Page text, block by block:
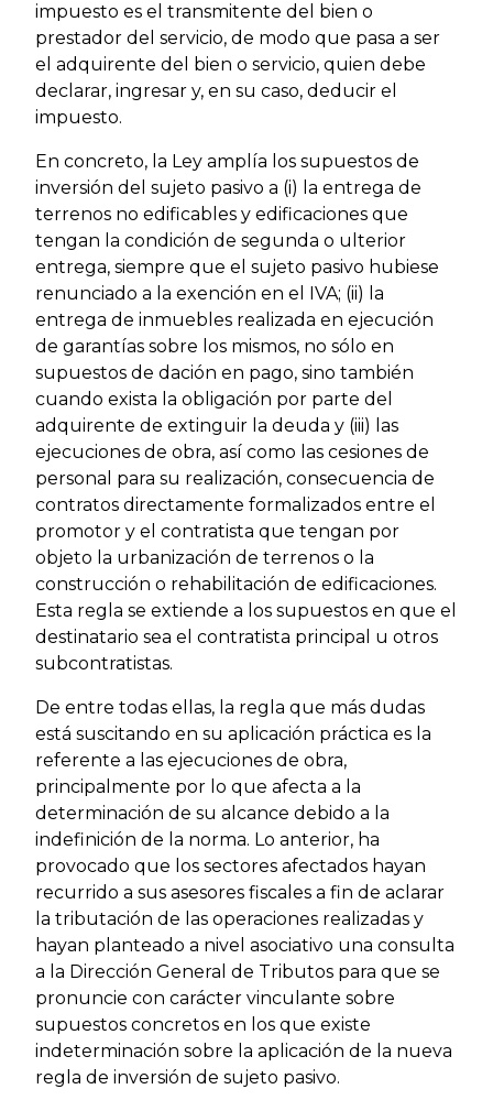
impuesto es el transmitente del bien o
prestador del servicio, de modo que pasa a ser
el adquirente del bien o servicio, quien debe
declarar, ingresar y, en su caso, deducir el
impuesto.
En concreto, la Ley amplía los supuestos de
inversión del sujeto pasivo a (i) la entrega de
terrenos no edificables y edificaciones que
tengan la condición de segunda o ulterior
entrega, siempre que el sujeto pasivo hubiese
renunciado a la exención en el IVA; (ii) la
entrega de inmuebles realizada en ejecución
de garantías sobre los mismos, no sólo en
supuestos de dación en pago, sino también
cuando exista la obligación por parte del
adquirente de extinguir la deuda y (iii) las
ejecuciones de obra, así como las cesiones de
personal para su realización, consecuencia de
contratos directamente formalizados entre el
promotor y el contratista que tengan por
objeto la urbanización de terrenos o la
construcción o rehabilitación de edificaciones.
Esta regla se extiende a los supuestos en que el
destinatario sea el contratista principal u otros
subcontratistas.
De entre todas ellas, la regla que más dudas
está suscitando en su aplicación práctica es la
referente a las ejecuciones de obra,
principalmente por lo que afecta a la
determinación de su alcance debido a la
indefinición de la norma. Lo anterior, ha
provocado que los sectores afectados hayan
recurrido a sus asesores fiscales a fin de aclarar
la tributación de las operaciones realizadas y
hayan planteado a nivel asociativo una consulta
a la Dirección General de Tributos para que se
pronuncie con carácter vinculante sobre
supuestos concretos en los que existe
indeterminación sobre la aplicación de la nueva
regla de inversión de sujeto pasivo.